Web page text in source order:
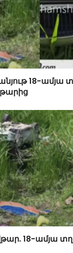
18-ամյա
18-ամյա